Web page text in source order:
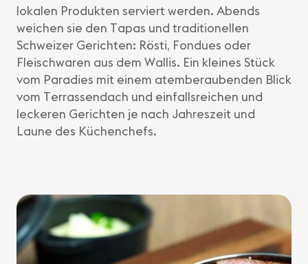
lokalen Produkten serviert werden. Abends
weichen sie den Tapas und traditionellen
Schweizer Gerichten: Rösti, Fondues oder
Fleischwaren aus dem Wallis. Ein kleines Stück
vom Paradies mit einem atemberaubenden Blick
vom Terrassendach und einfallsreichen und
leckeren Gerichten je nach Jahreszeit und
Laune des Küchenchefs.